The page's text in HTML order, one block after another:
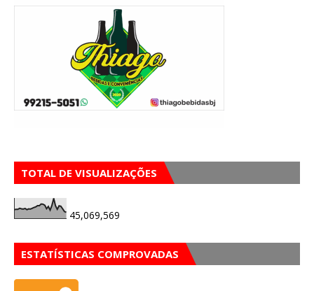
TOTAL DE VISUALIZAÇÕES
45,069,569
ESTATÍSTICAS COMPROVADAS